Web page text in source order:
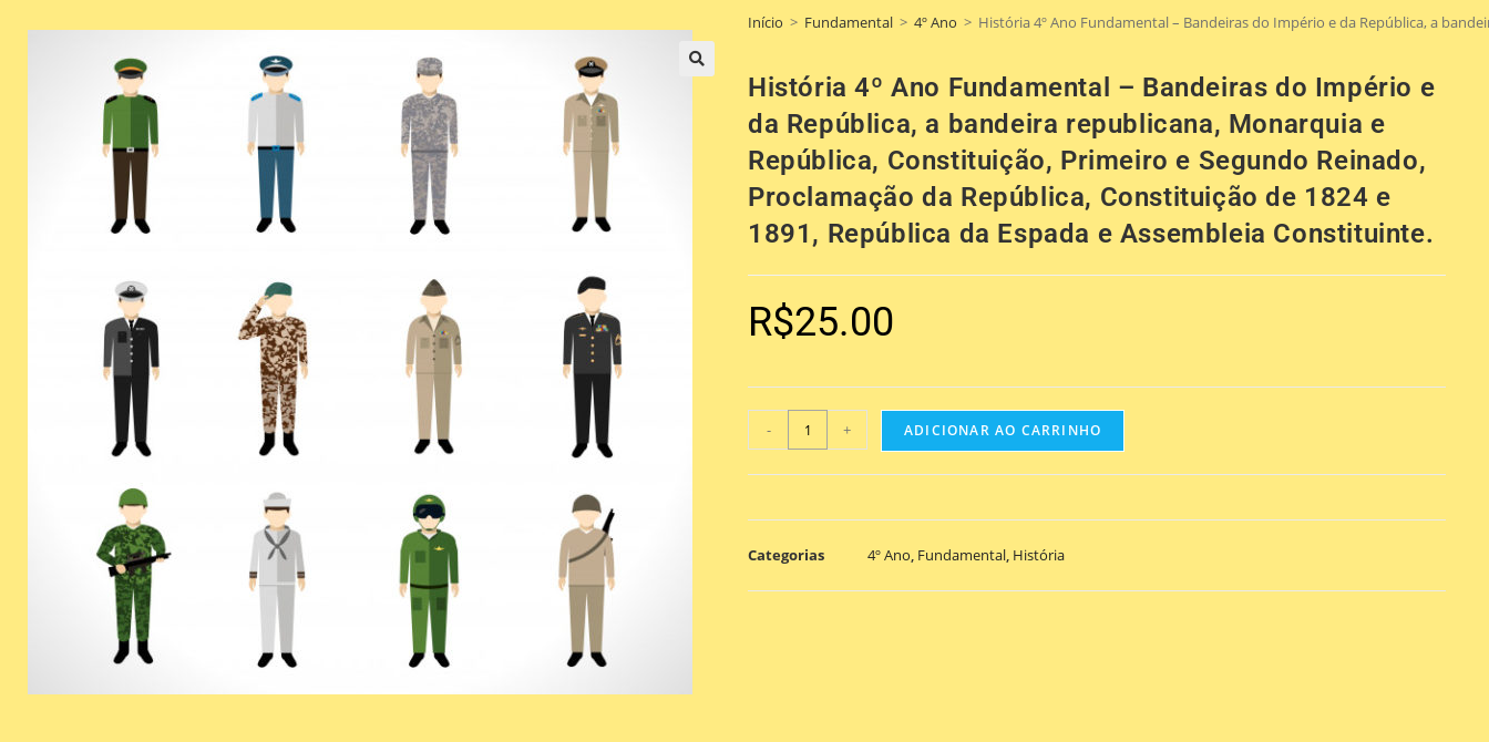
Início > Fundamental > 4º Ano > História 4º Ano Fundamental – Bandeiras do Império e da República, a
História 4º Ano Fundamental – Bandeiras do Império e
da República, a bandeira republicana, Monarquia e
República, Constituição, Primeiro e Segundo Reinado,
Proclamação da República, Constituição de 1824 e
1891, República da Espada e Assembleia Constituinte.
R$25.00
- + ADICIONAR AO CARRINHO
Categorias 4º Ano, Fundamental, História